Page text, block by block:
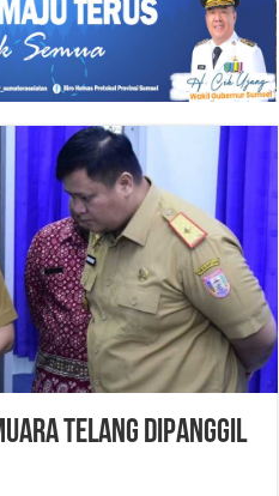
Telang Dipanggil